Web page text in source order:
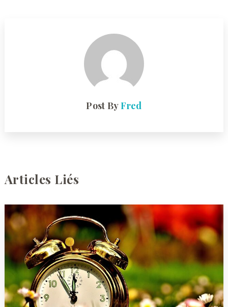
Post ByFred
Articles Liés